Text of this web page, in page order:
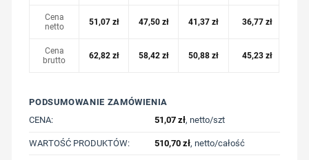
Cena
netto
51,07 zł 47,50 zł 41,37zł 36,77zł
Cena
brutto
62,82 zł 58,42 zł 50,88zł 45,23zł
PODSUMOWANIE ZAMÓWIENIA
CENA:
51,07 zł, netto/szt
WARTOŚĆ PRODUKTÓW: 510,70 zł, netto/całość